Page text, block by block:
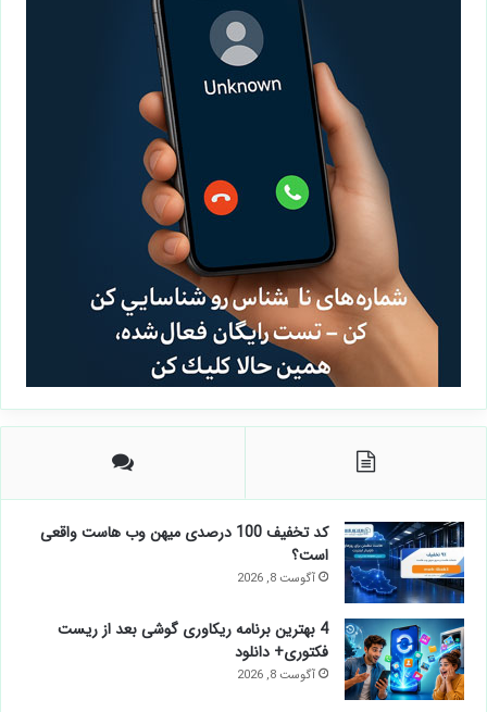
کد تخفیف 100 درصدی میهن وب هاست واقعی
است؟
آگوست 8, 2026
4 بهترین برنامه ریکاوری گوشی بعد از ریست
فکتوری+ دانلود
آگوست 8, 2026